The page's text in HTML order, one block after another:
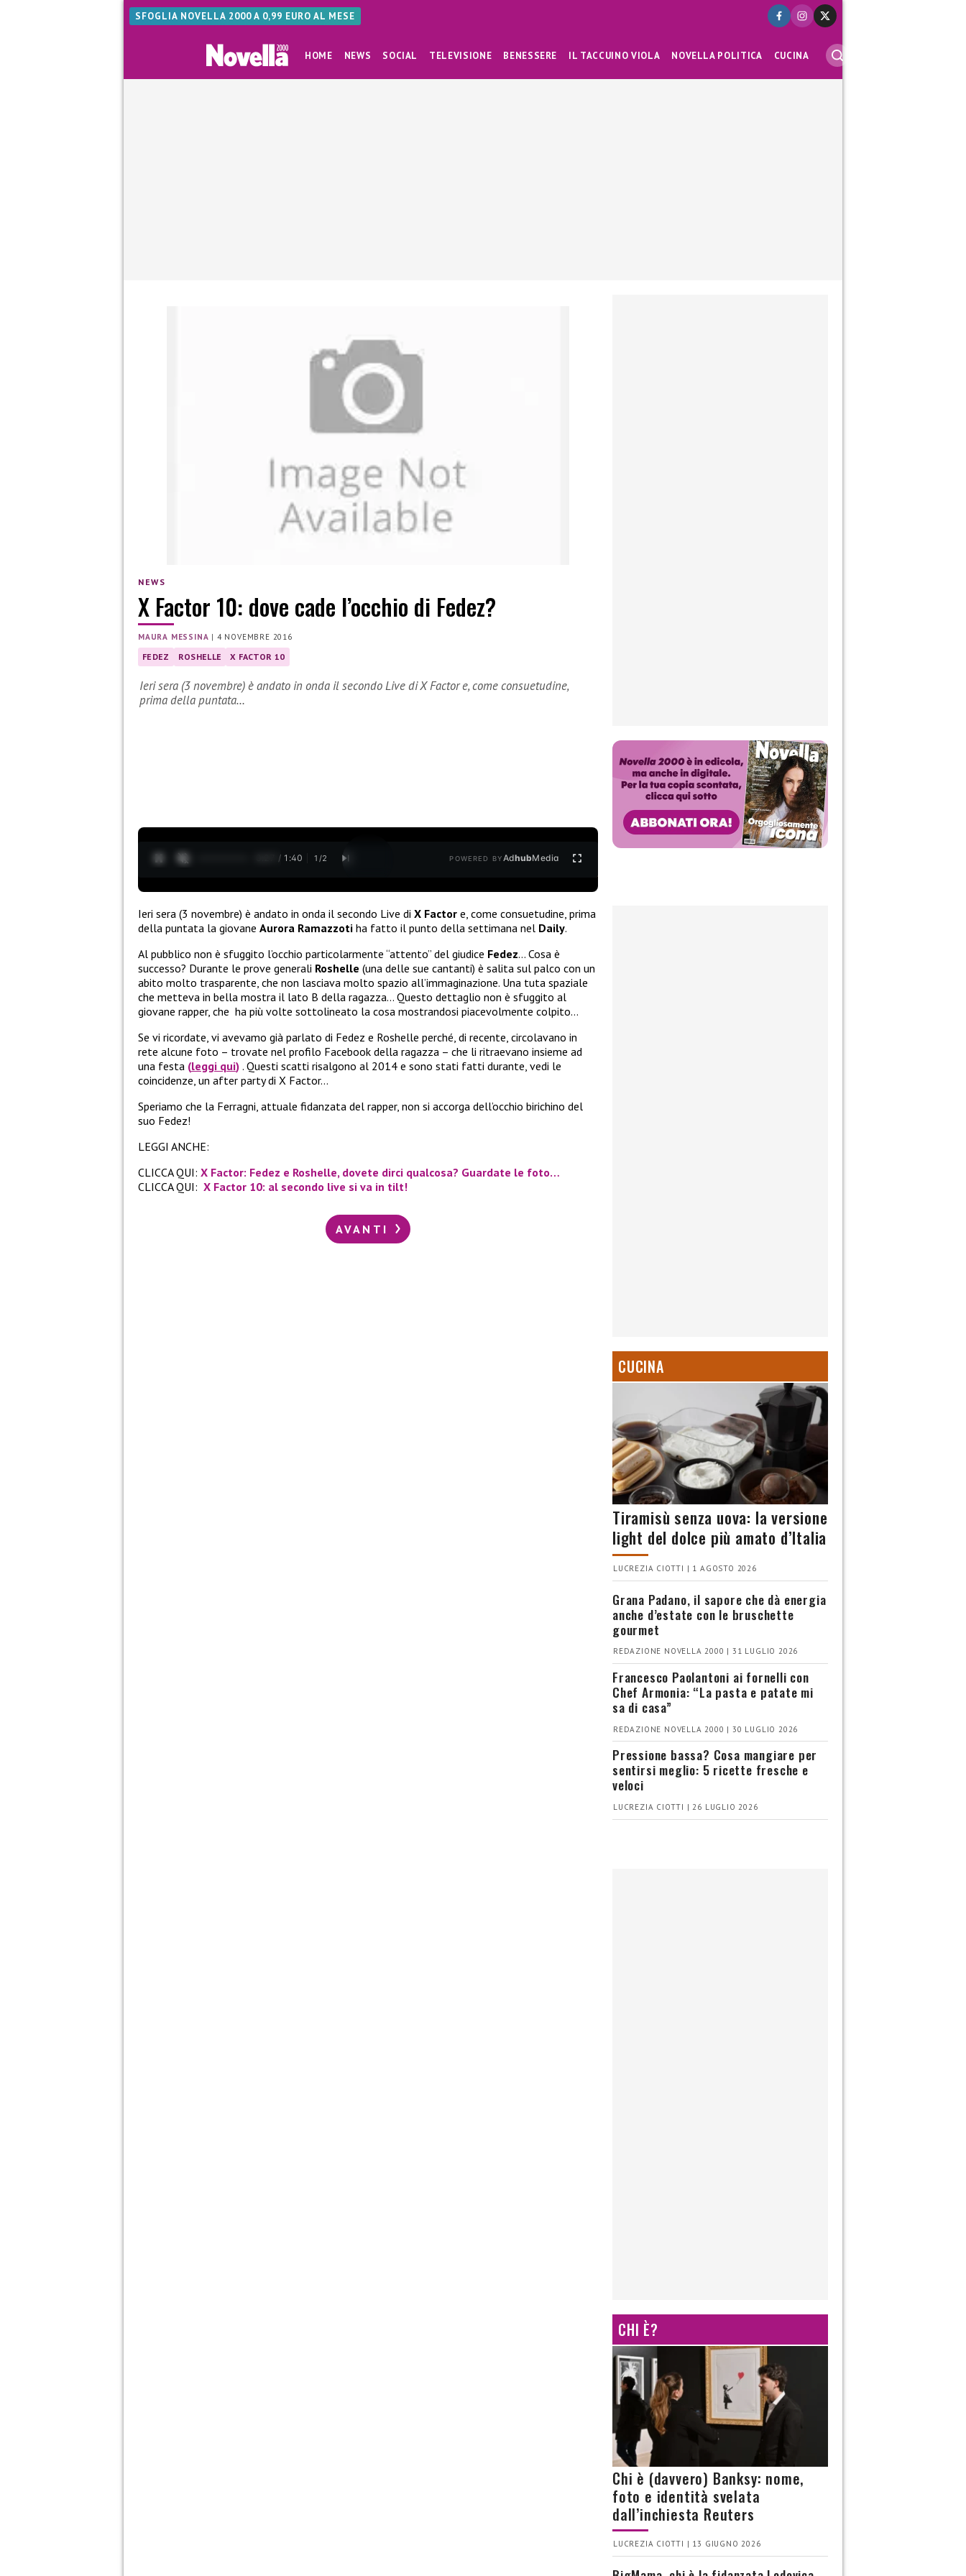
SFOGLIA NOVELLA 2000 A 0,99 EURO AL MESE
HOME NEWS SOCIAL TELEVISIONE BENESSERE IL TACCUINO VIOLA NOVELLA POLITICA CUCINA
NEWS
X Factor 10: dove cade l’occhio di Fedez?
MAURA MESSINA | 4 NOVEMBRE 2016
FEDEZ ROSHELLE X FACTOR 10
Ieri sera (3 novembre) è andato in onda il secondo Live di X Factor e, come consuetudine,
prima della puntata…
0:28 / 1:40 1 /2 POWERED BYAdhubMedia
Ieri sera (3 novembre) è andato in onda il secondo Live di X Factor e, come consuetudine, prima
della puntata la giovane Aurora Ramazzoti ha fatto il punto della settimana nel Daily.
Al pubblico non è sfuggito l’occhio particolarmente “attento” del giudice Fedez… Cosa è
successo? Durante le prove generali Roshelle (una delle sue cantanti) è salita sul palco con un
abito molto trasparente, che non lasciava molto spazio all’immaginazione. Una tuta spaziale
che metteva in bella mostra il lato B della ragazza… Questo dettaglio non è sfuggito al
giovane rapper, che ha più volte sottolineato la cosa mostrandosi piacevolmente colpito…
Se vi ricordate, vi avevamo già parlato di Fedez e Roshelle perché, di recente, circolavano in
rete alcune foto – trovate nel profilo Facebook della ragazza – che li ritraevano insieme ad
una festa (leggi qui) . Questi scatti risalgono al 2014 e sono stati fatti durante, vedi le
coincidenze, un after party di X Factor…
Speriamo che la Ferragni, attuale fidanzata del rapper, non si accorga dell’occhio birichino del
suo Fedez!
LEGGI ANCHE:
CLICCA QUI: X Factor: Fedez e Roshelle, dovete dirci qualcosa? Guardate le foto…
CLICCA QUI: X Factor 10: al secondo live si va in tilt!
AVANTI
CUCINA
Tiramisù senza uova: la versione
light del dolce più amato d’Italia
LUCREZIA CIOTTI | 1 AGOSTO 2026
Grana Padano, il sapore che dà energia
anche d’estate con le bruschette
gourmet
REDAZIONE NOVELLA 2000 | 31 LUGLIO 2026
Francesco Paolantoni ai fornelli con
Chef Armonia: “La pasta e patate mi
sa di casa”
REDAZIONE NOVELLA 2000 | 30 LUGLIO 2026
Pressione bassa? Cosa mangiare per
sentirsi meglio: 5 ricette fresche e
veloci
LUCREZIA CIOTTI | 26 LUGLIO 2026
CHI È?
Chi è (davvero) Banksy: nome,
foto e identità svelata
dall’inchiesta Reuters
LUCREZIA CIOTTI | 13 GIUGNO 2026